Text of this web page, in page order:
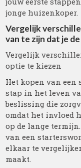
jonge huizenkoper.
Vergelijk
van te zijn dat je
Vergelijk
optie te kiezen
Het kopen van
stap in het leven
beslissing die
omdat het invloed
op de lange
van een
elkaar te
maakt.